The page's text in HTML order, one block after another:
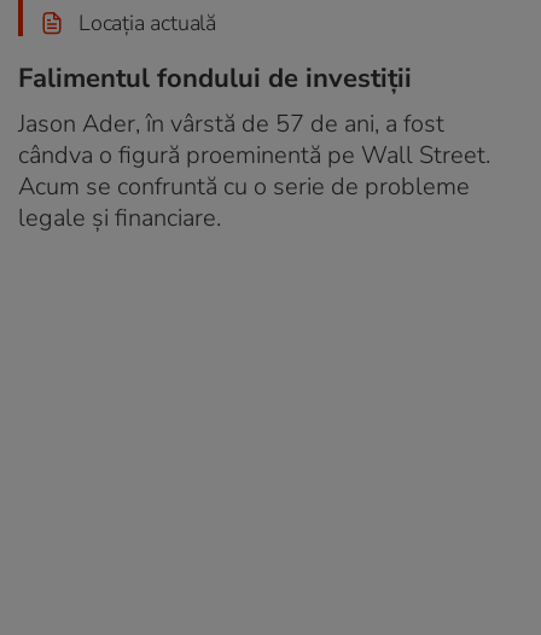
Locația actuală
Falimentul fondului de investiții
Jason Ader, în vârstă de 57 de ani, a fost
cândva o figură proeminentă pe Wall Street.
Acum se confruntă cu o serie de probleme
legale și financiare.